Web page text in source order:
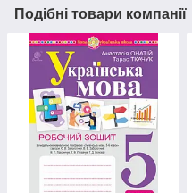
Подібні товари компанії